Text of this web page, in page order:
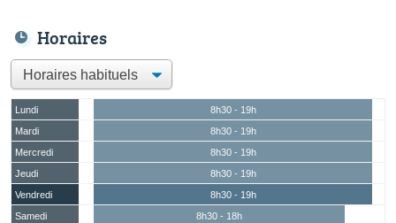
Horaires
Lundi
8h30 - 19h
Mardi
8h30 - 19h
Mercredi
8h30 - 19h
Jeudi
8h30 - 19h
Vendredi
8h30 - 19h
Samedi
8h30 - 18h